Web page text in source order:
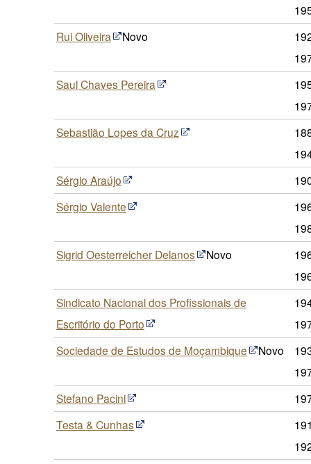
Rui Oliveira
Novo
Saul Chaves Pereira
Sebastião Lopes da Cruz
Sérgio Araújo
Sérgio Valente
Sigrid Oesterreicher Delanos
Novo
Sindicato Nacional dos Profissionais de
Escritório do Porto
Sociedade de Estudos de Moçambique
Novo
Stefano Pacini
Testa & Cunhas